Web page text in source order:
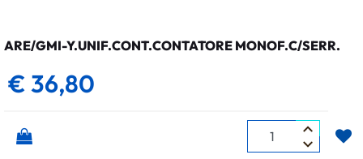
ARE/GMI-Y.UNIF.CONT.CONTATORE MONOF.C/SERR.
€ 36,80
Quantità